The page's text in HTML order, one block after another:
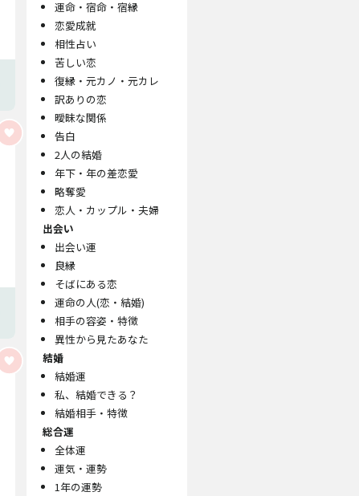
運命・宿命・宿縁
恋愛成就
相性占い
苦しい恋
復縁・元カノ・元カレ
訳ありの恋
曖昧な関係
告白
2人の結婚
年下・年の差恋愛
略奪愛
恋人・カップル・夫婦
出会い
出会い運
良縁
そばにある恋
運命の人(恋・結婚)
相手の容姿・特徴
異性から見たあなた
結婚
結婚運
私、結婚できる？
結婚相手・特徴
総合運
全体運
運気・運勢
1年の運勢